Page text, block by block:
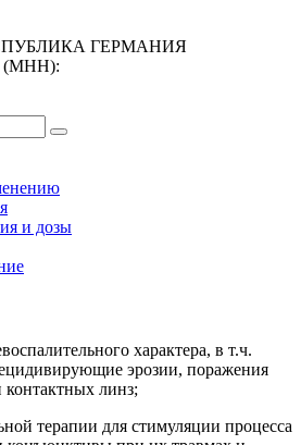
ГЕРМАНИЯ
(МНН):
и дозы
характера, в т.ч.
эрозии, поражения
линз;
терапии для стимуляции процесса